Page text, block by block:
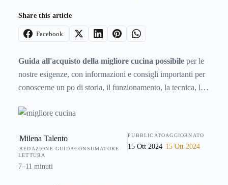
Share this article
Facebook
Guida all'acquisto della migliore cucina possibile per le
nostre esigenze, con informazioni e consigli importanti per
conoscerne un po di storia, il funzionamento, la tecnica, le
come gestirla al meglio. Solo conoscendo bene nei dettagli
alle vostre esigenze.
Milena Talento
REDAZIONE GUIDACONSUMATORE
PUBBLICATO
15 Ott 2024
AGGIORNATO
15 Ott 2024
LETTURA
7–11 minuti